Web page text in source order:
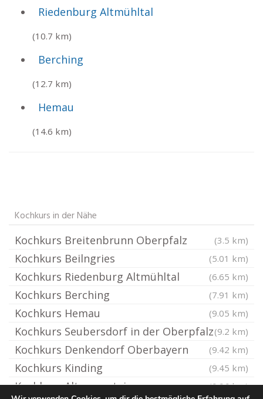
Riedenburg Altmühltal
(10.7 km)
Berching
(12.7 km)
Hemau
(14.6 km)
Kochkurs in der Nähe
Kochkurs Breitenbrunn Oberpfalz (3.5 km)
Kochkurs Beilngries (5.01 km)
Kochkurs Riedenburg Altmühltal (6.65 km)
Kochkurs Berching (7.91 km)
Kochkurs Hemau (9.05 km)
Kochkurs Seubersdorf in der Oberpfalz(9.2 km)
Kochkurs Denkendorf Oberbayern (9.42 km)
Kochkurs Kinding (9.45 km)
Kochkurs Altmannstein (9.96 km)